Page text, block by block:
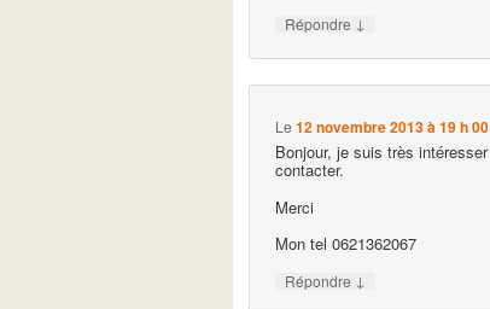
Répondre ↓
Le12 novembre 2013 à 19 h
Bonjour, je suis très
contacter.
Merci
Mon tel 0621362067
Répondre ↓